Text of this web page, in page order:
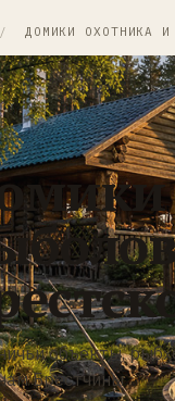
/ ДОМИКИ ОХОТНИКА И
объекты,
Брестчины